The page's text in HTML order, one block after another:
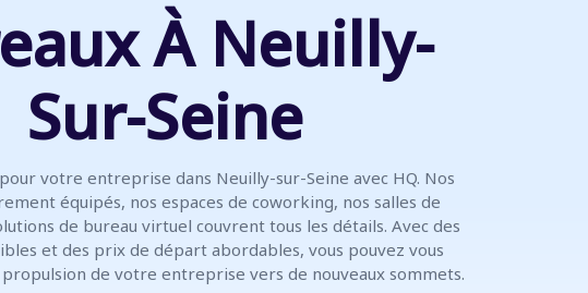
À Neuilly-
Sur-Seine
votre entreprise dans Neuilly-sur-Seine avec HQ. Nos
équipés, nos espaces de coworking, nos salles de
de bureau virtuel couvrent tous les détails. Avec des
et des prix de départ abordables, vous pouvez vous
de votre entreprise vers de nouveaux sommets.